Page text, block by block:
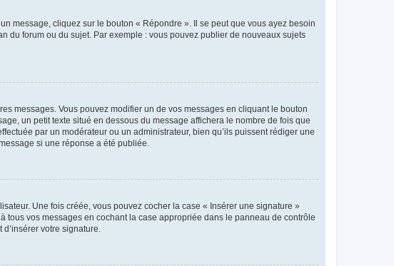
message, cliquez sur le bouton « Répondre ». Il se peut que vous ayez besoin
du forum ou du sujet. Par exemple : vous pouvez publier de nouveaux sujets
messages. Vous pouvez modifier un de vos messages en cliquant le bouton
un petit texte situé en dessous du message affichera le nombre de fois que
par un modérateur ou un administrateur, bien qu’ils puissent rédiger une
si une réponse a été publiée.
Une fois créée, vous pouvez cocher la case « Insérer une signature »
vos messages en cochant la case appropriée dans le panneau de contrôle
votre signature.